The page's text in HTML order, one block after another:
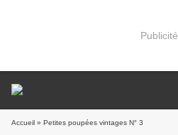
Publicité
Accueil » Petites poupées vintages N° 3